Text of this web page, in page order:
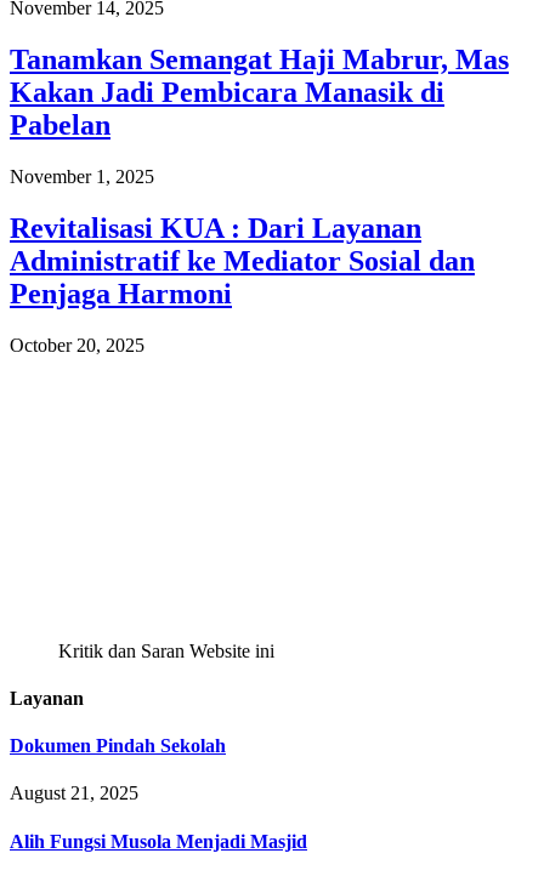
November 14, 2025
Tanamkan Semangat Haji Mabrur, Mas
Kakan Jadi Pembicara Manasik di
Pabelan
November 1, 2025
Revitalisasi KUA : Dari Layanan
Administratif ke Mediator Sosial dan
Penjaga Harmoni
October 20, 2025
Kritik dan Saran Website ini
Layanan
Dokumen Pindah Sekolah
August 21, 2025
Alih Fungsi Musola Menjadi Masjid